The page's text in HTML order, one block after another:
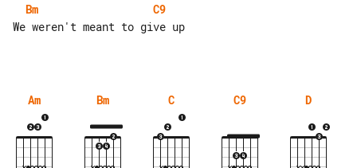
Bm
C9
We weren't meant to give up
Am Bm C C9 D